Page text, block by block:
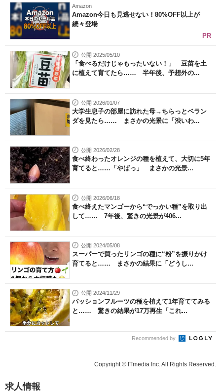
Amazon
Amazon今日も見逃せない！80%OFF以上が
続々登場
PR
公開 2025/05/10
「食べるだけじゃもったいない！」 豆苗を土
に植えて育てたら…… 半年後、予想外の...
公開 2026/01/07
大学生息子の部屋に訪れた母→ちらっとベラン
ダを見たら…… まさかの光景に「渋いわ...
公開 2026/02/28
食べ終わったオレンジの種を植えて、大切に5年
育てると……「やばっ」 まさかの光景...
公開 2026/06/18
食べ終えたマンゴーから“でっかい種”を取り出
して…… 7年後、驚きの光景が406...
公開 2024/05/08
スーパーで買ったリンゴの種に“粉”を振りかけ
育てると…… まさかの結果に「どうし...
公開 2024/11/29
パッションフルーツの種を植えて1年育ててみる
と…… 驚きの結果が17万再生「これ...
Recommended by
Copyright © ITmedia Inc. All Rights Reserved.
求人情報